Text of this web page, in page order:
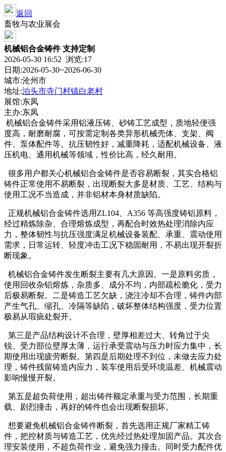
返回
畜牧与农业展会
机械铝合金铸件 支持定制
2026-05-30 16:52 浏览:17
日期:2026-05-30~2026-06-30
城市:沧州市
地址:泊头市寺门村镇白老村
展馆:东凤
主办:东凤
机械铝合金铸件采用铝液压铸、砂铸工艺成型，质地轻便强
度高，耐磨耐腐，可按需定制各类异形机械壳体、支架、阀
件、泵体配件等。抗压韧性好，减重降耗，适配机械设备、液
压机电、通用机械等领域，性价比高，经久耐用。
很多用户都关心机械铝合金铸件是否容易断裂，其实合格铝
铸件正常使用不易断裂，出现断裂大多是材质、工艺、结构与
使用工况不当造成，并非铝材本身材质缺陷。
正规机械铝合金铸件选用ZL104、A356 等高强度铸铝原料，
经过精炼除杂、合理熔炼成型，再配合时效热处理消除内应
力，整体韧性与抗压强度满足机械设备装配、承重、震动使用
需求，日常运转、轻度冲击工况下稳固耐用，不易出现开裂折
断现象。
机械铝合金铸件发生断裂主要有几大原因。一是原料劣质，
使用回收杂铝熔炼，杂质多、成分不均，内部疏松脆化，受力
后极易断裂。二是铸造工艺欠缺，浇注冷却不合理，铸件内部
产生气孔、缩孔、冷隔等缺陷，破坏整体结构强度，受力位置
极易从瑕疵处裂开。
第三是产品结构设计不合理，壁厚相差过大、转角过于尖
锐、受力部位壁厚太薄，运行承受震动与压力时应力集中，长
期使用出现疲劳断裂。第四是后期处理不到位，未做去应力处
理，铸件残留铸造内应力，装车使用后受环境温差、机械震动
影响慢慢开裂。
第五是超负荷使用，超出铸件额定承重与受力范围，长期重
载、剧烈撞击，再好的铸件也会出现断裂损坏。
想要避免机械铝合金铸件断裂，首先选用正规厂家精工铸
件，把控材质与铸造工艺，优先经过热处理加固产品。其次合
理安装使用，不超负荷作业，避免强力撞击。同时受力配件优